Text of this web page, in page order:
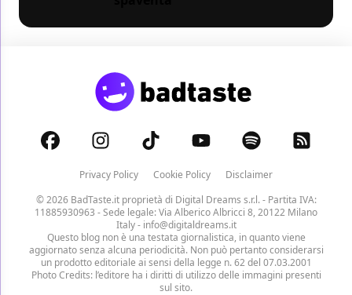
Privacy Policy Cookie Policy
Disclaimer
© 2026 BadTaste.it proprietà di Digital Dreams s.r.l.- Partita IVA:
11885930963 - Sede legale: Via Alberico Albricci 8, 20122 Milano
Italy - info@digitaldreams.it
Questo blog non è una testata giornalistica, in quanto viene
aggiornato senza alcuna periodicità. Non può pertanto considerarsi
un prodotto editoriale ai sensi della legge n. 62 del 07.03.2001
Photo Credits: l’editore ha i diritti di utilizzo delle immagini presenti
sul sito.